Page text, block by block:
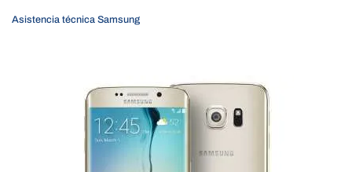
Asistencia técnica Samsung